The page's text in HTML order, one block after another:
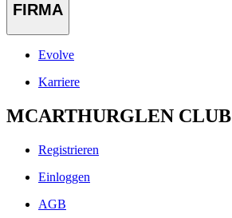
FIRMA
Evolve
Karriere
MCARTHURGLEN CLUB
Registrieren
Einloggen
AGB